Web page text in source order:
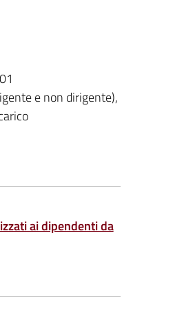
e non dirigente),
ai dipendenti da